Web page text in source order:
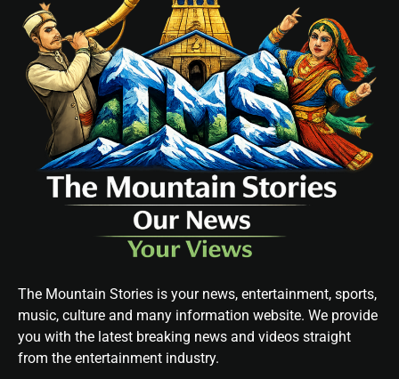
The Mountain Stories is your news, entertainment, sports,
music, culture and many information website. We provide
you with the latest breaking news and videos straight
from the entertainment industry.